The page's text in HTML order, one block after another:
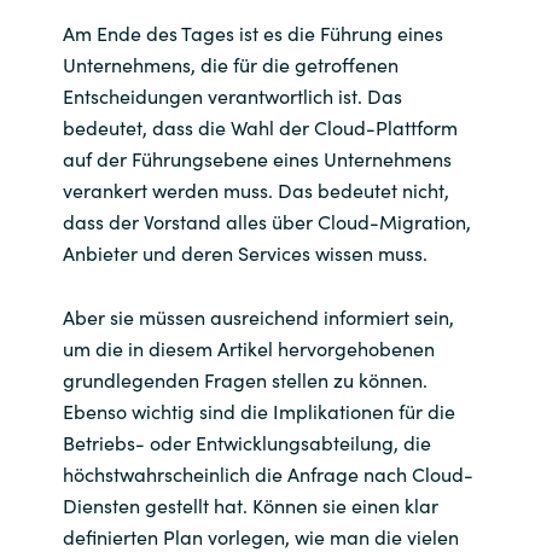
Am Ende des Tages ist es die Führung eines
Unternehmens, die für die getroffenen
Entscheidungen verantwortlich ist. Das
bedeutet, dass die Wahl der Cloud-Plattform
auf der Führungsebene eines Unternehmens
verankert werden muss. Das bedeutet nicht,
dass der Vorstand alles über Cloud-Migration,
Anbieter und deren Services wissen muss.
Aber sie müssen ausreichend informiert sein,
um die in diesem Artikel hervorgehobenen
grundlegenden Fragen stellen zu können.
Ebenso wichtig sind die Implikationen für die
Betriebs- oder Entwicklungsabteilung, die
höchstwahrscheinlich die Anfrage nach Cloud-
Diensten gestellt hat. Können sie einen klar
definierten Plan vorlegen, wie man die vielen